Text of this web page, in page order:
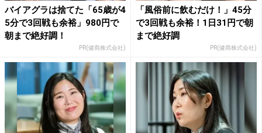
バイアグラは捨てた「65歳が4
5分で3回戦も余裕」980円で
朝まで絶好調！
PR(健商株式会社)
「風俗前に飲むだけ！」45分
で3回戦も余裕！1日31円で朝
まで絶好調
PR(健商株式会社)